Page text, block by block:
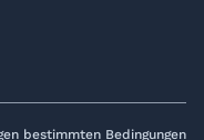
bestimmten Bedingungen